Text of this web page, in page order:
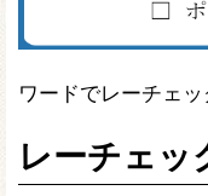
ワードでレーチェ
レーチェッ